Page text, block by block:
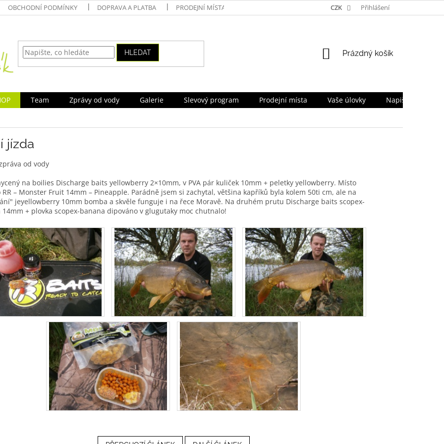
OBCHODNÍ PODMÍNKY DOPRAVA A PLATBA PRODEJNÍ MÍSTA PRO OBCHODNÍKY
CZK Přihlášení
HLEDAT
NÁKUPNÍ
Prázdný košík
Team Zprávy od vody Galerie Slevový program Prodejní místa Vaše úlovky
Napište nám
jízda
od vody
na boilies Discharge baits yellowberry 2×10mm, v PVA pár kuliček 10mm + peletky yellowberry. Místo
RR – Monster Fruit 14mm – Pineapple. Parádně jsem si zachytal, většina kapříků byla kolem 50ti cm, ale na
jeyellowberry 10mm bomba a skvěle funguje i na řece Moravě. Na druhém prutu Discharge baits scopex-
14mm + plovka scopex-banana dipováno v glugutaky moc chutnalo!